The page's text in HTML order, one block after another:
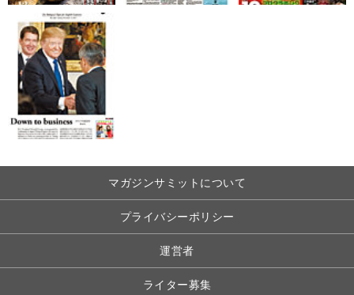
マガジンサミットについて
プライバシーポリシー
運営者
ライター募集